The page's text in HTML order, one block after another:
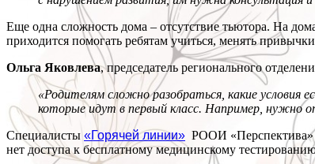
Еще одна сложность дома – отсутствие тьютора. На
приходится помогать ребятам учиться, менять
Ольга Яковлева, председатель регионального
«Родителям сложно разобраться, какие условия
которые идут в первый класс. Например, нужно
Специалисты «Горячей линии» РООИ «Перспектива»
нет доступа к бесплатному медицинскому